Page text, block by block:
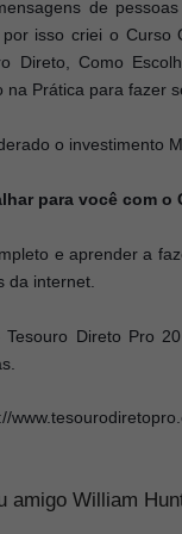
de
isso criei o Curso
Direto, Como
na Prática para fazer
o investimento
para você com o
e aprender a
da internet.
Tesouro Direto Pro
amigo William